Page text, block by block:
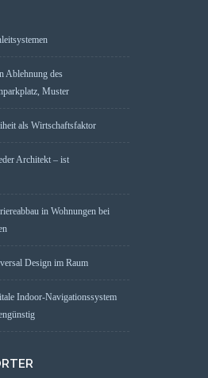
Ablehnung des
Muster
als Wirtschaftsfaktor
Architekt – ist
in Wohnungen bei
Design im Raum
Indoor-Navigationssystem